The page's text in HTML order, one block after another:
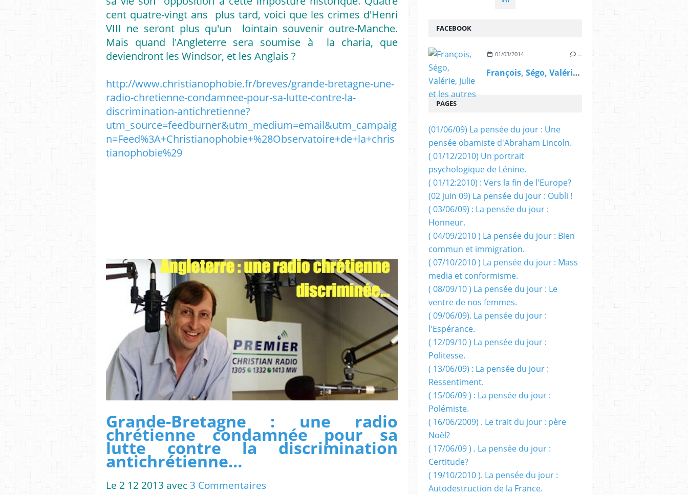
cent quatre-vingt ans plus tard, voici que les crimes d'Henri
VIII ne seront plus qu'un lointain souvenir outre-Manche.
Mais quand l'Angleterre sera soumise à la charia, que
deviendront les Windsor, et les Anglais ?
http://www.christianophobie.fr/breves/grande-bretagne-une-
radio-chretienne-condamnee-pour-sa-lutte-contre-la-
discrimination-antichretienne?
utm_source=feedburner&utm_medium=email&utm_campaig
n=Feed%3A+Christianophobie+%28Observatoire+de+la+chris
tianophobie%29
Grande-Bretagne : une radio
chrétienne condamnée pour sa
lutte contre la discrimination
antichrétienne…
Le 2 12 2013 avec 3 Commentaires
FACEBOOK
01/03/2014 …
François, Ségo, Valérie, Julie et les autres
PAGES
(01/06/09) La pensée du jour : Une
pensée obamiste d'Abraham Lincoln.
( 01/12/2010) Un portrait
psychologique de Lénine.
( 01/12:2010) : Vers la fin de l'Europe?
(02 juin 09) La pensée du jour : Oubli !
( 03/06/09) : La pensée du jour :
Honneur.
( 04/09/2010 ) La pensée du jour : Bien
commun et immigration.
( 07/10/2010 ) La pensée du jour : Mass
media et conformisme.
( 08/09/10 ) La pensée du jour : Le
ventre de nos femmes.
( 09/06/09). La pensée du jour :
l'Espérance.
( 12/09/10 ) La pensée du jour :
Politesse.
( 13/06/09) : La pensée du jour :
Ressentiment.
( 15/06/09 ) : La pensée du jour :
Polémiste.
( 16/06/2009) . Le trait du jour : père
Noël?
( 17/06/09 ) . La pensée du jour :
Certitude?
( 19/10/2010 ). La pensée du jour :
Autodestruction de la France.